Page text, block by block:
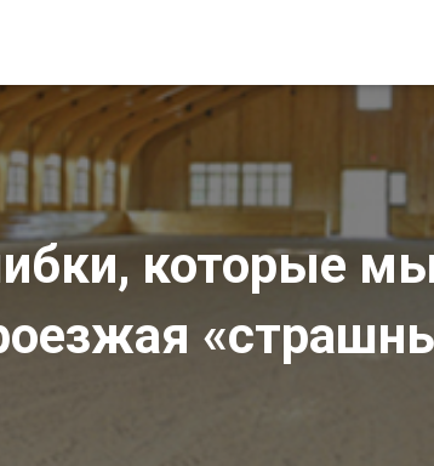
которые